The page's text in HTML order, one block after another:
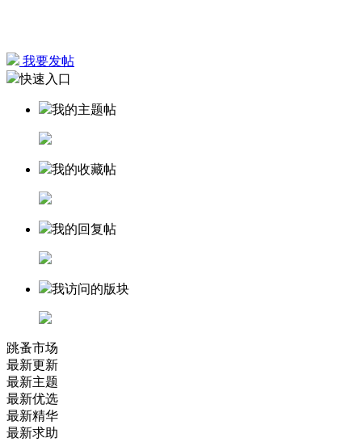
我要发帖
快速入口
我的主题帖
我的收藏帖
我的回复帖
我访问的版块
跳蚤市场
最新更新
最新主题
最新优选
最新精华
最新求助